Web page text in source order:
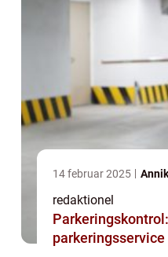
14 februar 2025
redaktionel
parkeringsservice